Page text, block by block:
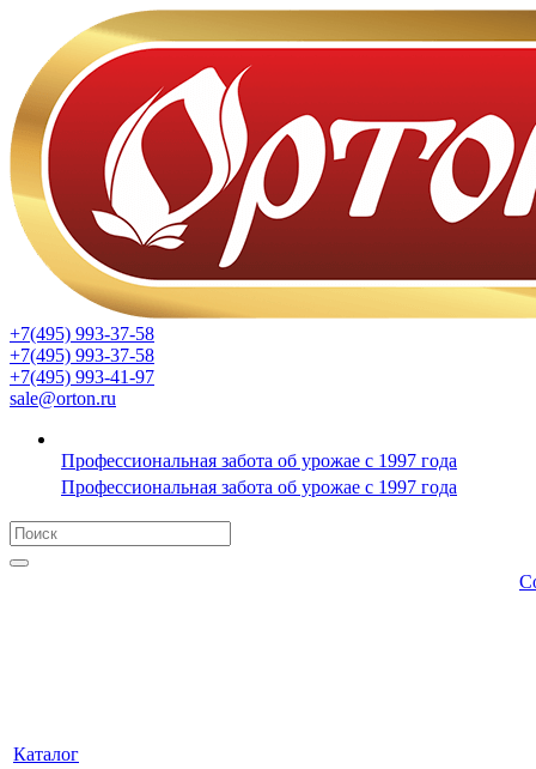
+7(495) 993-37-58
+7(495) 993-37-58
+7(495) 993-41-97
sale@orton.ru
Профессиональная забота об урожае с 1997 года
Профессиональная забота об урожае с 1997 года
Каталог